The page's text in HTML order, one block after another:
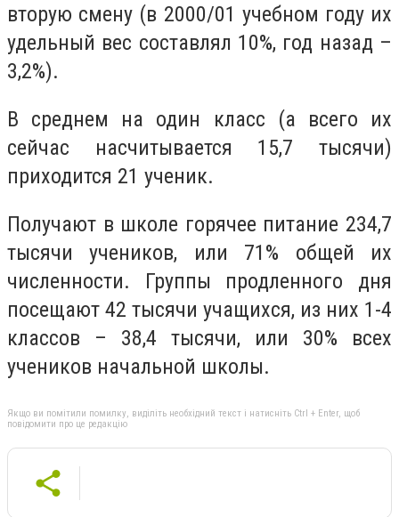
вторую смену (в 2000/01 учебном году их
удельный вес составлял 10%, год назад –
3,2%).
В среднем на один класс (а всего их
сейчас насчитывается 15,7 тысячи)
приходится 21 ученик.
Получают в школе горячее питание 234,7
тысячи учеников, или 71% общей их
численности. Группы продленного дня
посещают 42 тысячи учащихся, из них 1-4
классов – 38,4 тысячи, или 30% всех
учеников начальной школы.
Якщо ви помітили помилку, виділіть необхідний текст і натисніть Ctrl + Enter, щоб
повідомити про це редакцію